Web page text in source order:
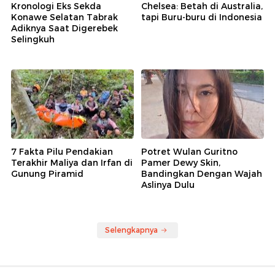
Kronologi Eks Sekda
Konawe Selatan Tabrak
Adiknya Saat Digerebek
Selingkuh
Chelsea: Betah di Australia,
tapi Buru-buru di Indonesia
7 Fakta Pilu Pendakian
Terakhir Maliya dan Irfan di
Gunung Piramid
Potret Wulan Guritno
Pamer Dewy Skin,
Bandingkan Dengan Wajah
Aslinya Dulu
Selengkapnya